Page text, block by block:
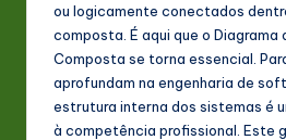
L
ou logicamente conectados
composta. É aqui que o Diagrama
Composta se torna essencial.
aprofundam na engenharia de
estrutura interna dos sistemas é
à competência profissional. Este